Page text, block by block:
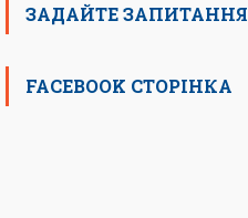
ЗАДАЙТЕ ЗАПИТАННЯ
FACEBOOK СТОРІНКА